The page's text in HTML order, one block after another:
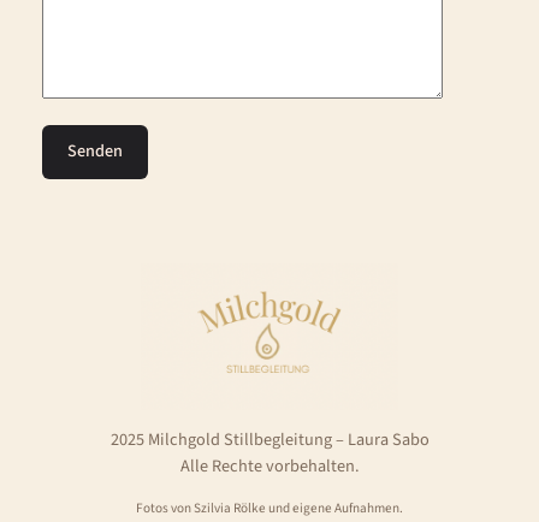
2025 Milchgold Stillbegleitung – Laura Sabo
Alle Rechte vorbehalten.
Fotos von Szilvia Rölke und eigene Aufnahmen.